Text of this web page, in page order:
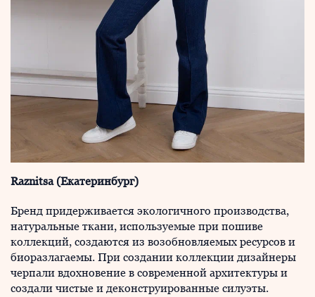
Raznitsa (Екатеринбург)
Бренд придерживается экологичного производства,
натуральные ткани, используемые при пошиве
коллекций, создаются из возобновляемых ресурсов и
биоразлагаемы. При создании коллекции дизайнеры
черпали вдохновение в современной архитектуры и
создали чистые и деконструированные силуэты.